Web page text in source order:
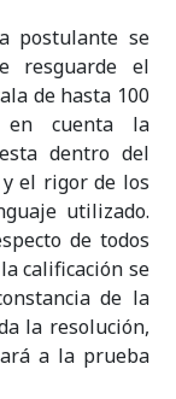
postulante se
resguarde el
de hasta 100
en cuenta la
dentro del
el rigor de los
utilizado.
de todos
calificación se
de la
la resolución,
a la prueba